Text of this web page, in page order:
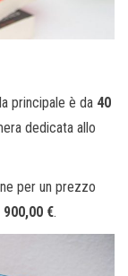
principale è da 40
dedicata allo
per un prezzo
€.